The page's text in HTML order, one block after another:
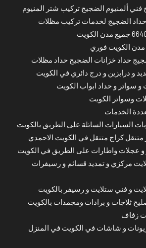
فني ألمنيوم الضجيج تركيب شتر المنيوم
الضجيج لخدمات تركيب مظلات
مدن الكويت فوري
حداد خزانات الضجيج حداد مظلات
و درابزين و درج دائري في الكويت
سواتر و حداد ابواب الكويت
وسواتر الكويت
الخدمات
السيارات السائلة على الطريق بالكويت
كراج متنقل في الكويت الاحمدي
و عجلات واطارات على الطريق في الكويت
مركزي و تمديد قسائم و رسيفرات
و فني ستلايت و رسيفر بالكويت
ثلاجات و برادات ومجمدات بالكويت
زفاف
و شاشات في الكويت في المنزل